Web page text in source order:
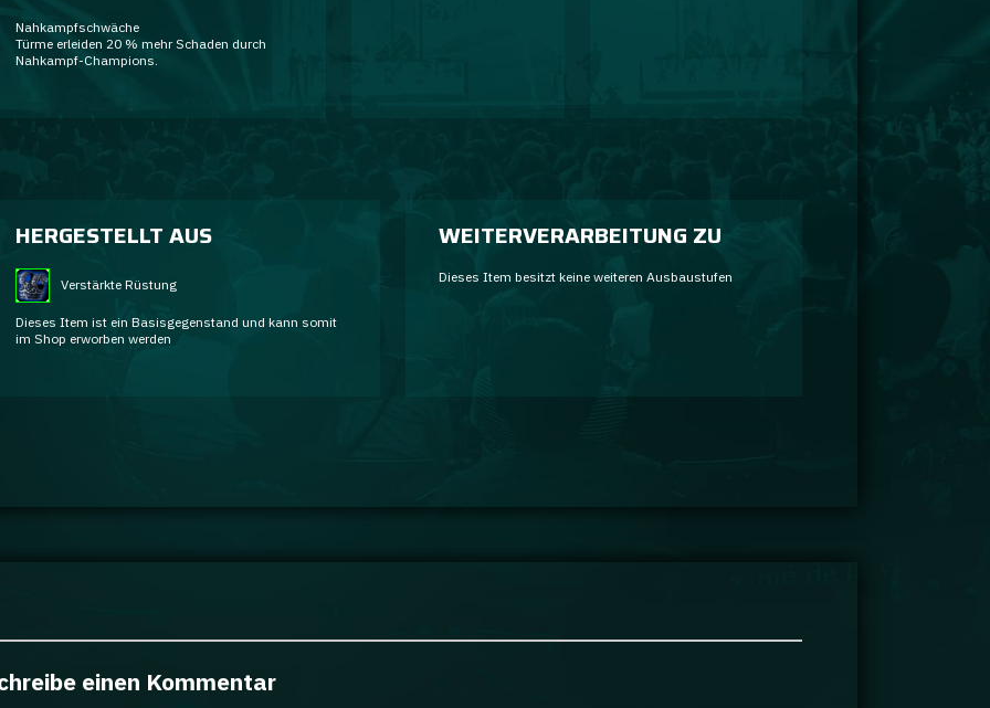
Nahkampfschwäche
Türme erleiden 20 % mehr Schaden durch
Nahkampf-Champions.
HERGESTELLT AUS
Verstärkte Rüstung
Dieses Item ist ein Basisgegenstand und kann somit
im Shop erworben werden
WEITERVERARBEITUNG ZU
Dieses Item besitzt keine weiteren Ausbaustufen
einen Kommentar